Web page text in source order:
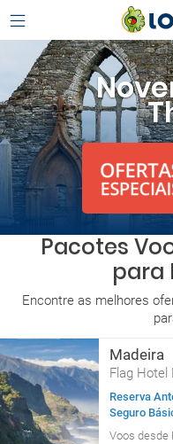
Pacotes
para
Encontre as melhores
Madeira
Flag Hotel
Reserva
Seguro
Voos desde